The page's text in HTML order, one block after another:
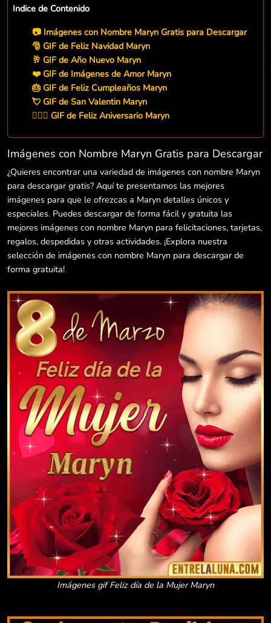
Indice de Contenido
📷 Imágenes con Nombre Maryn Gratis para Descargar
🎅 GIF de Feliz Navidad Maryn
🥂 GIF de Año Nuevo Maryn
❤️ GIF de Imágenes de Amor Maryn
🎂 GIF de Feliz Cumpleaños Maryn
💘 GIF de San Valentin Maryn
👨‍❤️‍👨 GIF de Feliz Aniversario Maryn
Imágenes con Nombre Maryn Gratis para Descargar
¿Quieres encontrar una variedad de imágenes con nombre Maryn
para descargar gratis? Aquí te presentamos las mejores
imágenes para que le ofrezcas a Maryn detalles únicos y
especiales. Puedes descargar de forma fácil y gratuita las
mejores imágenes con nombre Maryn para felicitaciones, tarjetas,
regalos, despedidas y otras actividades. ¡Explora nuestra
selección de imágenes con nombre Maryn para descargar de
forma gratuita!
Imágenes gif Feliz día de la Mujer Maryn